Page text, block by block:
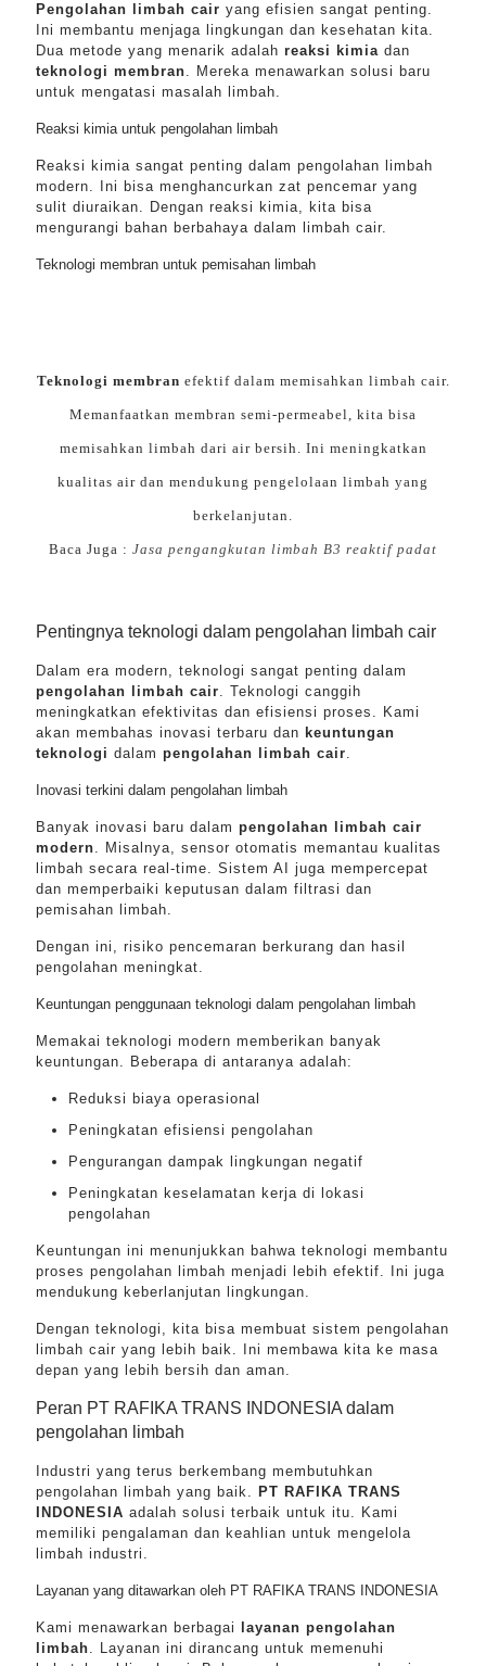
Pengolahan limbah cair yang efisien sangat penting.
Ini membantu menjaga lingkungan dan kesehatan kita.
Dua metode yang menarik adalah reaksi kimia dan
teknologi membran. Mereka menawarkan solusi baru
untuk mengatasi masalah limbah.
Reaksi kimia untuk pengolahan limbah
Reaksi kimia sangat penting dalam pengolahan limbah
modern. Ini bisa menghancurkan zat pencemar yang
sulit diuraikan. Dengan reaksi kimia, kita bisa
mengurangi bahan berbahaya dalam limbah cair.
Teknologi membran untuk pemisahan limbah
Teknologi membran efektif dalam memisahkan limbah cair.
Memanfaatkan membran semi-permeabel, kita bisa
memisahkan limbah dari air bersih. Ini meningkatkan
kualitas air dan mendukung pengelolaan limbah yang
berkelanjutan.
Baca Juga : Jasa pengangkutan limbah B3 reaktif padat
Pentingnya teknologi dalam pengolahan limbah cair
Dalam era modern, teknologi sangat penting dalam
pengolahan limbah cair. Teknologi canggih
meningkatkan efektivitas dan efisiensi proses. Kami
akan membahas inovasi terbaru dan keuntungan
teknologi dalam pengolahan limbah cair.
Inovasi terkini dalam pengolahan limbah
Banyak inovasi baru dalam pengolahan limbah cair
modern. Misalnya, sensor otomatis memantau kualitas
limbah secara real-time. Sistem AI juga mempercepat
dan memperbaiki keputusan dalam filtrasi dan
pemisahan limbah.
Dengan ini, risiko pencemaran berkurang dan hasil
pengolahan meningkat.
Keuntungan penggunaan teknologi dalam pengolahan limbah
Memakai teknologi modern memberikan banyak
keuntungan. Beberapa di antaranya adalah:
Reduksi biaya operasional
Peningkatan efisiensi pengolahan
Pengurangan dampak lingkungan negatif
Peningkatan keselamatan kerja di lokasi
pengolahan
Keuntungan ini menunjukkan bahwa teknologi membantu
proses pengolahan limbah menjadi lebih efektif. Ini juga
mendukung keberlanjutan lingkungan.
Dengan teknologi, kita bisa membuat sistem pengolahan
limbah cair yang lebih baik. Ini membawa kita ke masa
depan yang lebih bersih dan aman.
Peran PT RAFIKA TRANS INDONESIA dalam
pengolahan limbah
Industri yang terus berkembang membutuhkan
pengolahan limbah yang baik. PT RAFIKA TRANS
INDONESIA adalah solusi terbaik untuk itu. Kami
memiliki pengalaman dan keahlian untuk mengelola
limbah industri.
Layanan yang ditawarkan oleh PT RAFIKA TRANS INDONESIA
Kami menawarkan berbagai
layanan pengolahan
limbah. Layanan ini dirancang untuk memenuhi